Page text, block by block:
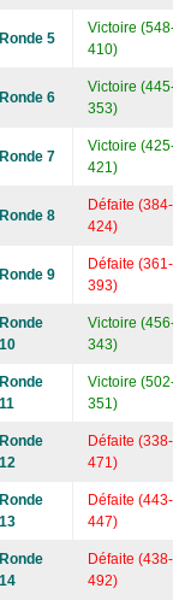
Ronde 5
Victoire
410)
Ronde 6
Victoire
353)
Ronde 7
Victoire
421)
Ronde 8
Défaite (384-
424)
Ronde 9
Défaite (361-
393)
Ronde
10
Victoire
343)
Ronde
11
Victoire
351)
Ronde
12
Défaite (338-
471)
Ronde
13
Défaite (443-
447)
Ronde
14
Défaite (438-
492)